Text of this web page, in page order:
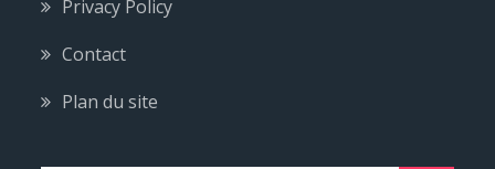
Privacy Policy
Contact
Plan du site